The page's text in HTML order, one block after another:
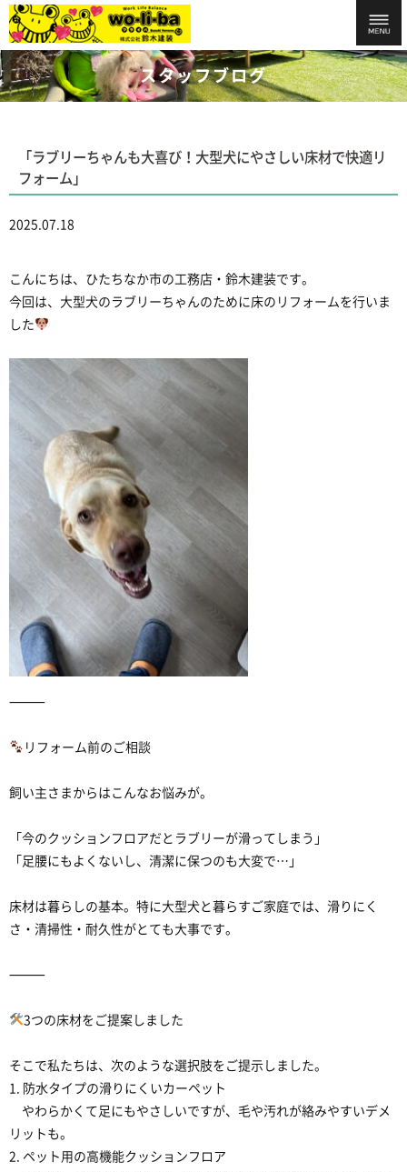
スタッフブログ
「ラブリーちゃんも大喜び！大型犬にやさしい床材で快適リ
フォーム」
2025.07.18
こんにちは、ひたちなか市の工務店・鈴木建装です。
今回は、大型犬のラブリーちゃんのために床のリフォームを行いま
した
⸻
リフォーム前のご相談
飼い主さまからはこんなお悩みが。
「今のクッションフロアだとラブリーが滑ってしまう」
「足腰にもよくないし、清潔に保つのも大変で…」
床材は暮らしの基本。特に大型犬と暮らすご家庭では、滑りにく
さ・清掃性・耐久性がとても大事です。
⸻
3つの床材をご提案しました
そこで私たちは、次のような選択肢をご提示しました。
1. 防水タイプの滑りにくいカーペット
やわらかくて足にもやさしいですが、毛や汚れが絡みやすいデメ
リットも。
2. ペット用の高機能クッションフロア